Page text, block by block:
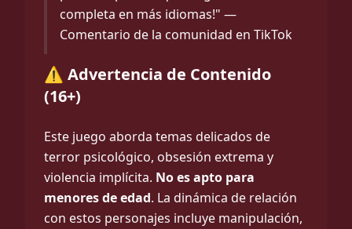
completa en más idiomas!" —
Comentario de la comunidad en TikTok
⚠️ Advertencia de Contenido
(16+)
Este juego aborda temas delicados de
terror psicológico, obsesión extrema y
violencia implícita. No es apto para
menores de edad. La dinámica de relación
con estos personajes incluye manipulación,